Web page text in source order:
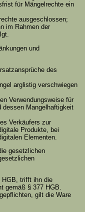
für Mängelrechte ein
ausgeschlossen;
im Rahmen der
und
des
arglistig verschwiegen
Verwendungsweise für
dessen Mangelhaftigkeit
Verkäufers zur
Produkte, bei
Elementen.
gesetzlichen
trifft ihn die
gemäß § 377 HGB.
gilt die Ware